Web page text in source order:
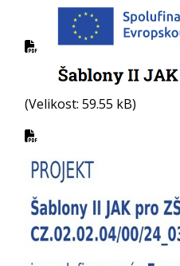
(Velikost: 59.55 kB)